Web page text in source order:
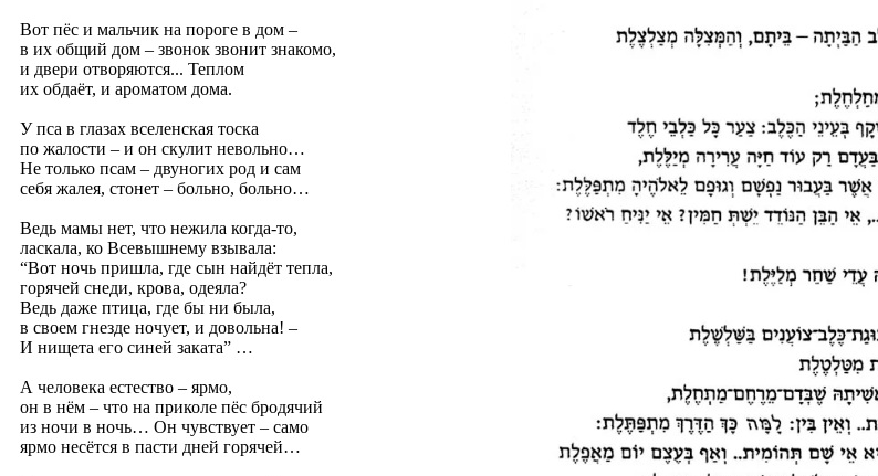
Вот пёс и мальчик на пороге в дом –
в их общий дом – звонок звонит знакомо,
и двери отворяются... Теплом
их обдаёт, и ароматом дома.
У пса в глазах вселенская тоска
по жалости – и он скулит невольно…
Не только псам – двуногих род и сам
себя жалея, стонет – больно, больно…
Ведь мамы нет, что нежила когда-то,
ласкала, ко Всевышнему взывала:
“Вот ночь пришла, где сын найдёт тепла,
горячей снеди, крова, одеяла?
Ведь даже птица, где бы ни была,
в своем гнезде ночует, и довольна! –
И нищета его синей заката” …
А человека естество – ярмо,
он в нём – что на приколе пёс бродячий
из ночи в ночь… Он чувствует – само
ярмо несётся в пасти дней горячей…